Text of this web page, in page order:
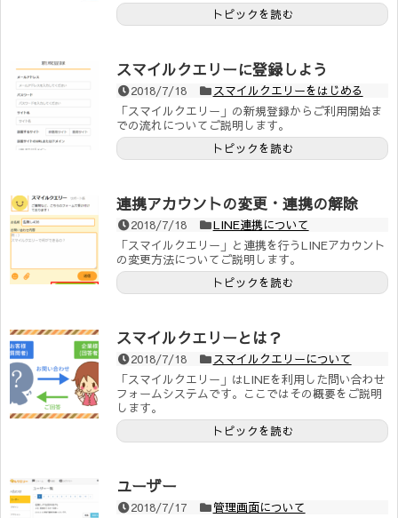
トピックを読む
スマイルクエリーに登録しよう
2018/7/18
スマイルクエリーをはじめる
「スマイルクエリー」の新規登録からご利用開始ま
での流れについてご説明します。
トピックを読む
連携アカウントの変更・連携の解除
2018/7/18
LINE連携について
「スマイルクエリー」と連携を行うLINEアカウント
の変更方法についてご説明します。
トピックを読む
スマイルクエリーとは？
2018/7/18
スマイルクエリーについて
「スマイルクエリー」はLINEを利用した問い合わせ
フォームシステムです。ここではその概要をご説明
します。
トピックを読む
ユーザー
2018/7/17
管理画面について